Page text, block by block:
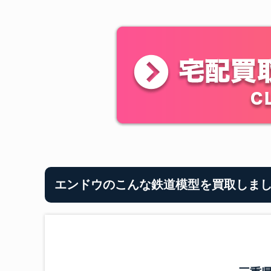
エンドウのこんな鉄道模型を買取しま